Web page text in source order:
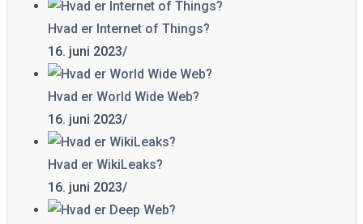
Hvad er Internet of Things?
16. juni 2023/
Hvad er World Wide Web?
16. juni 2023/
Hvad er WikiLeaks?
16. juni 2023/